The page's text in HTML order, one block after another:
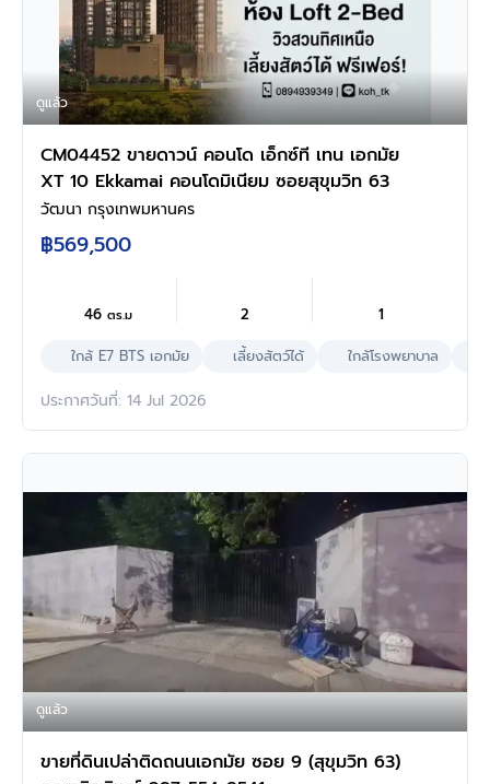
ดูแล้ว
CM04452 ขายดาวน์ คอนโด เอ็กซ์ที เทน เอกมัย
XT 10 Ekkamai คอนโดมิเนียม ซอยสุขุมวิท 63
วัฒนา กรุงเทพมหานคร
฿569,500
46ตร.ม 2
1
ใกล้ E7 BTS เอกมัย
เลี้ยงสัตว์ได้ ใกล้โรงพยาบาล
ประกาศวันที่: 14 Jul 2026
ดูแล้ว
ขายที่ดินเปล่าติดถนนเอกมัย ซอย 9 (สุขุมวิท 63)​